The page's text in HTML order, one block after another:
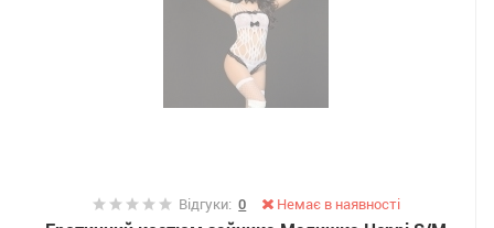
Відгуки:0 Немає в наявності